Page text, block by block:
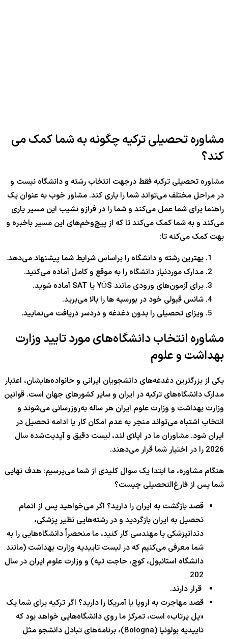
مشاوره تحصیلی ترکیه چگونه به شما کمک می
کند؟
مشاوره تحصیلی ترکیه فقط در‌جهت انتخاب رشته و دانشگاه نیست و
در مراحل مختلف می‌تواند شما را یاری کند. مشاور خوب به عنوان یک
راهنما برای شما عمل می‌کند و شما را در فراز‌و نشیب این مسیر یاری
می‌کند و به شما کمک می‌کند تا که از پیچ‌وخم‌های این مسیر باخبره و
بهت کمک می‌کنه تا:
بهترین رشته و دانشگاه را براساس شرایط شما پیشنهاد می‌دهد.
مدارک موردنیاز دانشگاه را به موقع و کامل آماده می‌کنید.
برای آزمون‌های ورودی مانند YÖS یا SAT آماده شوید.
شانس قبولی خود در بورسیه ها را بالا می‌برید.
ویزای تحصیلی را بدون دغدغه و دردسر دریافت می‌نمایید.
مشاوره انتخاب دانشگاه‌های مورد تایید وزارت
بهداشت و علوم
یکی از بزرگترین دغدغه‌های دانشجویان ایرانی و خانواده‌هایشان، اعتبار
مدارک دانشگاه‌های ترکیه در ایران و سایر کشورهای جهان است. قوانین
وزارت بهداشت و وزارت علوم ایران هر ساله به‌روزرسانی می‌شوند و
انتخاب اشتباه می‌تواند منجر به عدم امکان کار یا ادامه تحصیل در
ایران شود. مشاوران ما در اپلای لند، لیست دقیق و آپدیت‌شده سال
2026 را در اختیار شما قرار می‌دهند.
هنگام مشاوره، ما ابتدا یک سوال کلیدی از شما می‌پرسیم: هدف نهایی
شما پس از فارغ‌التحصیلی چیست؟
قصد بازگشت به ایران را دارید؟ اگر می‌خواهید پس از اتمام
تحصیل به ایران بازگردید و در رشته‌هایی نظیر پزشکی،
دندانپزشکی یا مهندسی کار کنید، ما منحصراً دانشگاه‌هایی را به
شما معرفی می‌کنیم که در لیست تاییدیه وزارت بهداشت (مانند
دانشگاه استانبول، کوچ، حاجت تپه) و وزارت علوم ایران در سال
202
قرار دارند.
قصد مهاجرت به اروپا یا آمریکا را دارید؟ اگر ترکیه برای شما یک
«پل پرتاب» است، تمرکز ما روی دانشگاه‌هایی خواهد بود که
تاییدیه بولونیا (Bologna)، برنامه‌های تبادل دانشجو مثل